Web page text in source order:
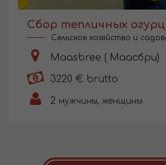
Сельское хозяйство и
Maasbree ( Маасбри)
3220 € brutto
2 мужчины, женщины